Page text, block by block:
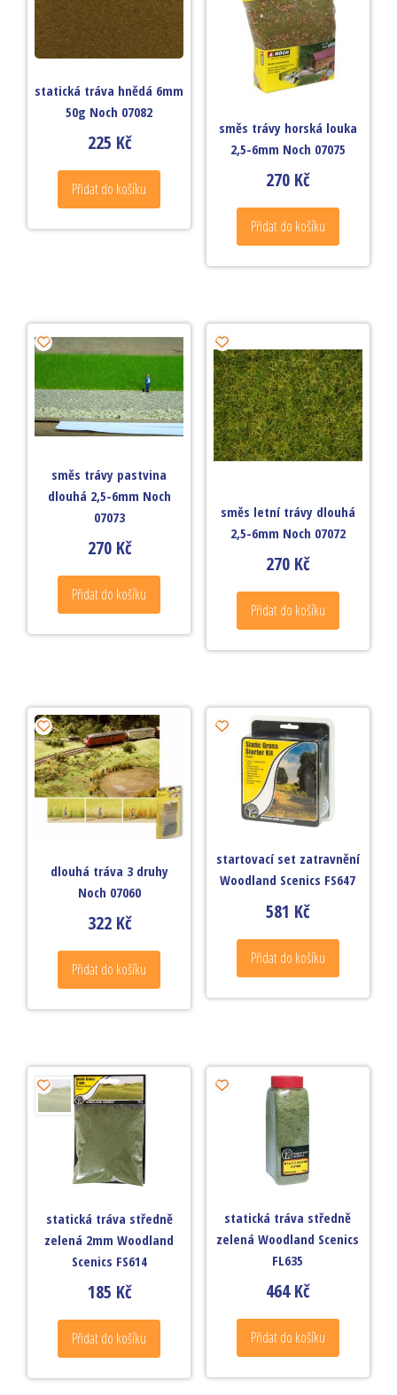
statická tráva hnědá 6mm
50g Noch 07082
225 Kč
Přidat do košíku
směs trávy horská louka
2,5-6mm Noch 07075
270 Kč
Přidat do košíku
směs trávy pastvina
dlouhá 2,5-6mm Noch
07073
270 Kč
Přidat do košíku
směs letní trávy dlouhá
2,5-6mm Noch 07072
270 Kč
Přidat do košíku
dlouhá tráva 3 druhy
Noch 07060
322 Kč
Přidat do košíku
startovací set zatravnění
Woodland Scenics FS647
581 Kč
Přidat do košíku
statická tráva středně
zelená 2mm Woodland
Scenics FS614
185 Kč
Přidat do košíku
statická tráva středně
zelená Woodland Scenics
FL635
464Kč
Přidat do košíku